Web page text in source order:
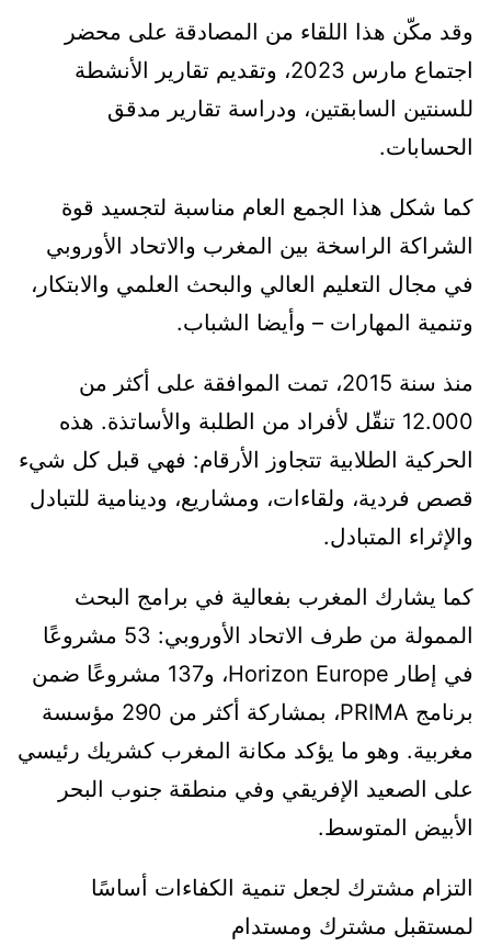
وقد مكّن هذا اللقاء من المصادقة على محضر
اجتماع مارس 2023، وتقديم تقارير الأنشطة
للسنتين السابقتين، ودراسة تقارير مدقق
الحسابات.
كما شكل هذا الجمع العام مناسبة لتجسيد قوة
الشراكة الراسخة بين المغرب والاتحاد الأوروبي
في مجال التعليم العالي والبحث العلمي والابتكار،
وتنمية المهارات – وأيضا الشباب.
منذ سنة 2015، تمت الموافقة على أكثر من
12.000 تنقّل لأفراد من الطلبة والأساتذة. هذه
الحركية الطلابية تتجاوز الأرقام: فهي قبل كل شيء
قصص فردية، ولقاءات، ومشاريع، ودينامية للتبادل
والإثراء المتبادل.
كما يشارك المغرب بفعالية في برامج البحث
الممولة من طرف الاتحاد الأوروبي: 53 مشروعًا
في إطار Horizon Europe، و137 مشروعًا ضمن
برنامج PRIMA، بمشاركة أكثر من 290 مؤسسة
مغربية. وهو ما يؤكد مكانة المغرب كشريك رئيسي
على الصعيد الإفريقي وفي منطقة جنوب البحر
الأبيض المتوسط.
التزام مشترك لجعل تنمية الكفاءات أساسًا
لمستقبل مشترك ومستدام